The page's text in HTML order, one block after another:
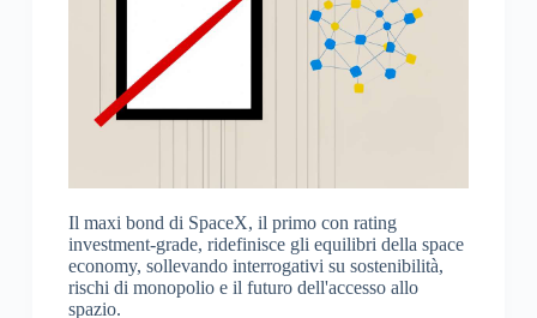
Il maxi bond di SpaceX, il primo con rating
investment-grade, ridefinisce gli equilibri della space
economy, sollevando interrogativi su sostenibilità,
rischi di monopolio e il futuro dell'accesso allo
spazio.